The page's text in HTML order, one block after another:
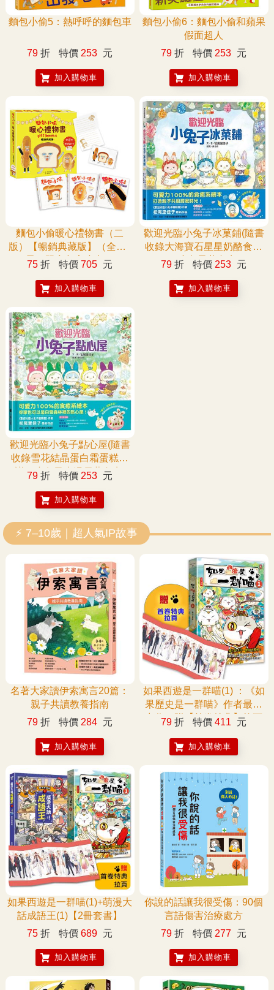
麵包小偷5：熱呼呼的麵包車
79 折 特價 253 元
加入購物車
麵包小偷6：麵包小偷和蘋果
假面超人
79 折 特價 253 元
加入購物車
麵包小偷暖心禮物書（二
版）【暢銷典藏版】（全套3
冊＋限定留言小卡）
75 折 特價 705 元
加入購物車
歡迎光臨小兔子冰菓鋪(隨書
收錄大海寶石星星奶酪食譜
＋小兔子著色卡)
79 折 特價 253 元
加入購物車
歡迎光臨小兔子點心屋(隨書
收錄雪花結晶蛋白霜蛋糕食
譜＋小兔子去滑雪著色卡)
79 折 特價 253 元
加入購物車
⚡ 7–10歲｜超人氣IP故事
名著大家讀伊索寓言20篇：
親子共讀教養指南
79 折 特價 284 元
加入購物車
如果西遊是一群喵(1) ：《如
果歷史是一群喵》作者最新
力作，附【首卷特典】拉頁
79 折 特價 411 元
加入購物車
如果西遊是一群喵(1)+萌漫大
話成語王(1)【2冊套書】
75 折 特價 689 元
加入購物車
你說的話讓我很受傷：90個
言語傷害治療處方
79 折 特價 277 元
加入購物車